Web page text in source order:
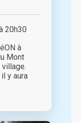
20h30
à
Mont
village.
y aura